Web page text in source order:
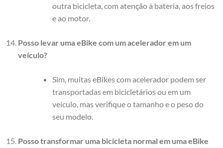
outra bicicleta, com atenção à bateria, aos freios
e ao motor.
Posso levar uma eBike com um acelerador em um
veículo?
Sim, muitas eBikes com acelerador podem ser
transportadas em bicicletários ou em um
veículo, mas verifique o tamanho e o peso do
seu modelo.
Posso transformar uma bicicleta normal em uma eBike